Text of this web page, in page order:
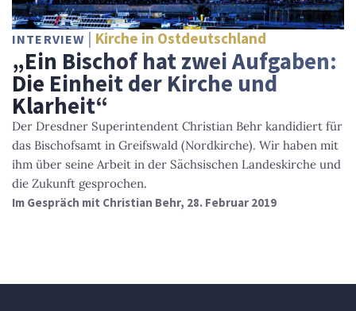
INTERVIEW Kirche in Ostdeutschland
„Ein Bischof hat zwei Aufgaben:
Die Einheit der Kirche und
Klarheit“
Der Dresdner Superintendent Christian Behr kandidiert für
das Bischofsamt in Greifswald (Nordkirche). Wir haben mit
ihm über seine Arbeit in der Sächsischen Landeskirche und
die Zukunft gesprochen.
Im Gespräch mit Christian Behr, 28. Februar 2019